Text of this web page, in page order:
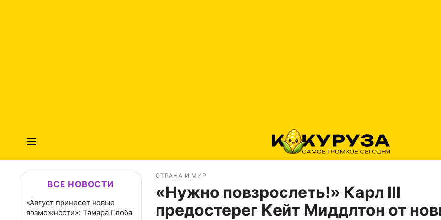
ВСЕ НОВОСТИ
«Август принесет новые
возможности»: Тамара Глоба
СТРАНА И МИР
«Нужно повзрослеть!» Карл III
предостерег Кейт Миддлтон от